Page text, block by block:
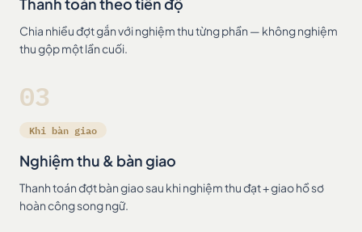
Chia nhiều đợt gắn với nghiệm thu từng phần — không nghiệm
thu gộp một lần cuối.
03
Khi bàn giao
Nghiệm thu & bàn giao
Thanh toán đợt bàn giao sau khi nghiệm thu đạt + giao hồ sơ
hoàn công song ngữ.